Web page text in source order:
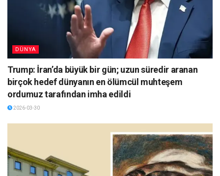
DÜNYA
Trump: İran’da büyük bir gün; uzun süredir aranan
birçok hedef dünyanın en ölümcül muhteşem
ordumuz tarafından imha edildi
2026-03-30